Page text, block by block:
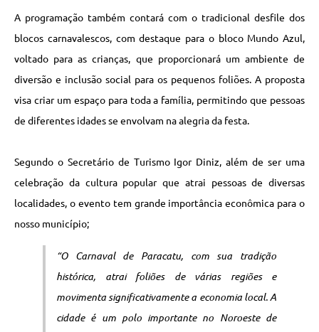
A programação também contará com o tradicional desfile dos
blocos carnavalescos, com destaque para o bloco Mundo Azul,
voltado para as crianças, que proporcionará um ambiente de
diversão e inclusão social para os pequenos foliões. A proposta
visa criar um espaço para toda a família, permitindo que pessoas
de diferentes idades se envolvam na alegria da festa.
Segundo o Secretário de Turismo Igor Diniz, além de ser uma
celebração da cultura popular que atrai pessoas de diversas
localidades, o evento tem grande importância econômica para o
nosso município;
“O Carnaval de Paracatu, com sua tradição
histórica, atrai foliões de várias regiões e
movimenta significativamente a economia local. A
cidade é um polo importante no Noroeste de